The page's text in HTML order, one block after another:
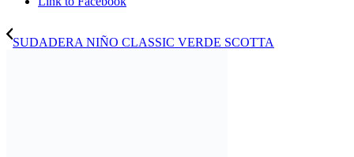
SUDADERA NIÑO CLASSIC VERDE SCOTTA